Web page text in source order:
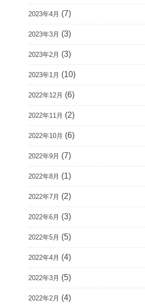
2023年4月 (7)
2023年3月 (3)
2023年2月 (3)
2023年1月 (10)
2022年12月 (6)
2022年11月 (2)
2022年10月 (6)
2022年9月 (7)
2022年8月 (1)
2022年7月 (2)
2022年6月 (3)
2022年5月 (5)
2022年4月 (4)
2022年3月 (5)
2022年2月 (4)